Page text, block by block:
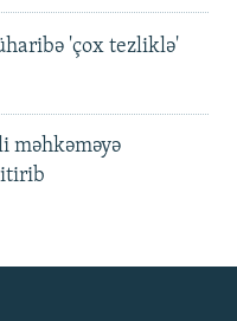
'çox tezliklə'
məhkəməyə
itirib